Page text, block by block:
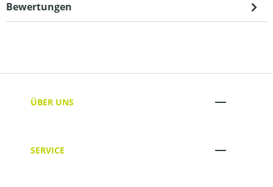
Bewertungen
ÜBER UNS
SERVICE